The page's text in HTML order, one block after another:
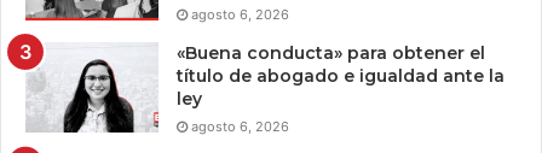
agosto 6, 2026
«Buena conducta» para obtener el
título de abogado e igualdad ante la
ley
agosto 6, 2026